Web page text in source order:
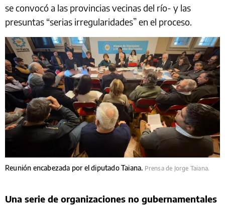
se convocó a las provincias vecinas del río- y las
presuntas “serias irregularidades” en el proceso.
Reunión encabezada por el diputado Taiana. Prensa de Jorge Taiana.
Una serie de organizaciones no gubernamentales